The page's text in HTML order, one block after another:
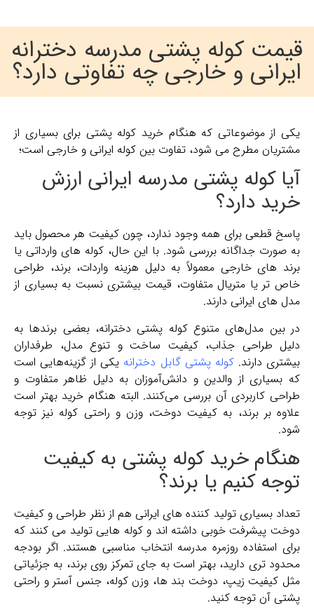
قیمت کوله پشتی مدرسه دخترانه
ایرانی و خارجی چه تفاوتی دارد؟
یکی از موضوعاتی که هنگام خرید کوله پشتی برای بسیاری از
مشتریان مطرح می ‌شود، تفاوت بین کوله ایرانی و خارجی است؛
آیا کوله پشتی مدرسه ایرانی ارزش
خرید دارد؟
پاسخ قطعی برای همه وجود ندارد، چون کیفیت هر محصول باید
به صورت جداگانه بررسی شود. با این حال، کوله‌ های وارداتی یا
برند های خارجی معمولاً به دلیل هزینه واردات، برند، طراحی
خاص ‌تر یا متریال متفاوت، قیمت بیشتری نسبت به بسیاری از
مدل ‌های ایرانی دارند.
در بین مدل‌های متنوع کوله پشتی دخترانه، بعضی برندها به
دلیل طراحی جذاب، کیفیت ساخت و تنوع مدل، طرفداران
بیشتری دارند.کوله پشتی گابل دخترانه یکی از گزینه‌هایی است
که بسیاری از والدین و دانش‌آموزان به دلیل ظاهر متفاوت و
طراحی کاربردی آن بررسی می‌کنند. البته هنگام خرید بهتر است
علاوه بر برند، به کیفیت دوخت، وزن و راحتی کوله نیز توجه
شود.
هنگام خرید کوله پشتی به کیفیت
توجه کنیم یا برند؟
تعداد بسیاری تولید کننده های ایرانی هم از نظر طراحی و کیفیت
دوخت پیشرفت خوبی داشته ‌اند و کوله هایی تولید می کنند که
برای استفاده روزمره مدرسه انتخاب مناسبی هستند. اگر بودجه
محدود تری دارید، بهتر است به جای تمرکز روی برند، به جزئیاتی
مثل کیفیت زیپ، دوخت بند ها، وزن کوله، جنس آستر و راحتی
پشتی آن توجه کنید.